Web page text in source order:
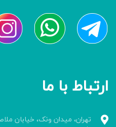
ارتباط با ما
تهران، میدان ونک، خیابان